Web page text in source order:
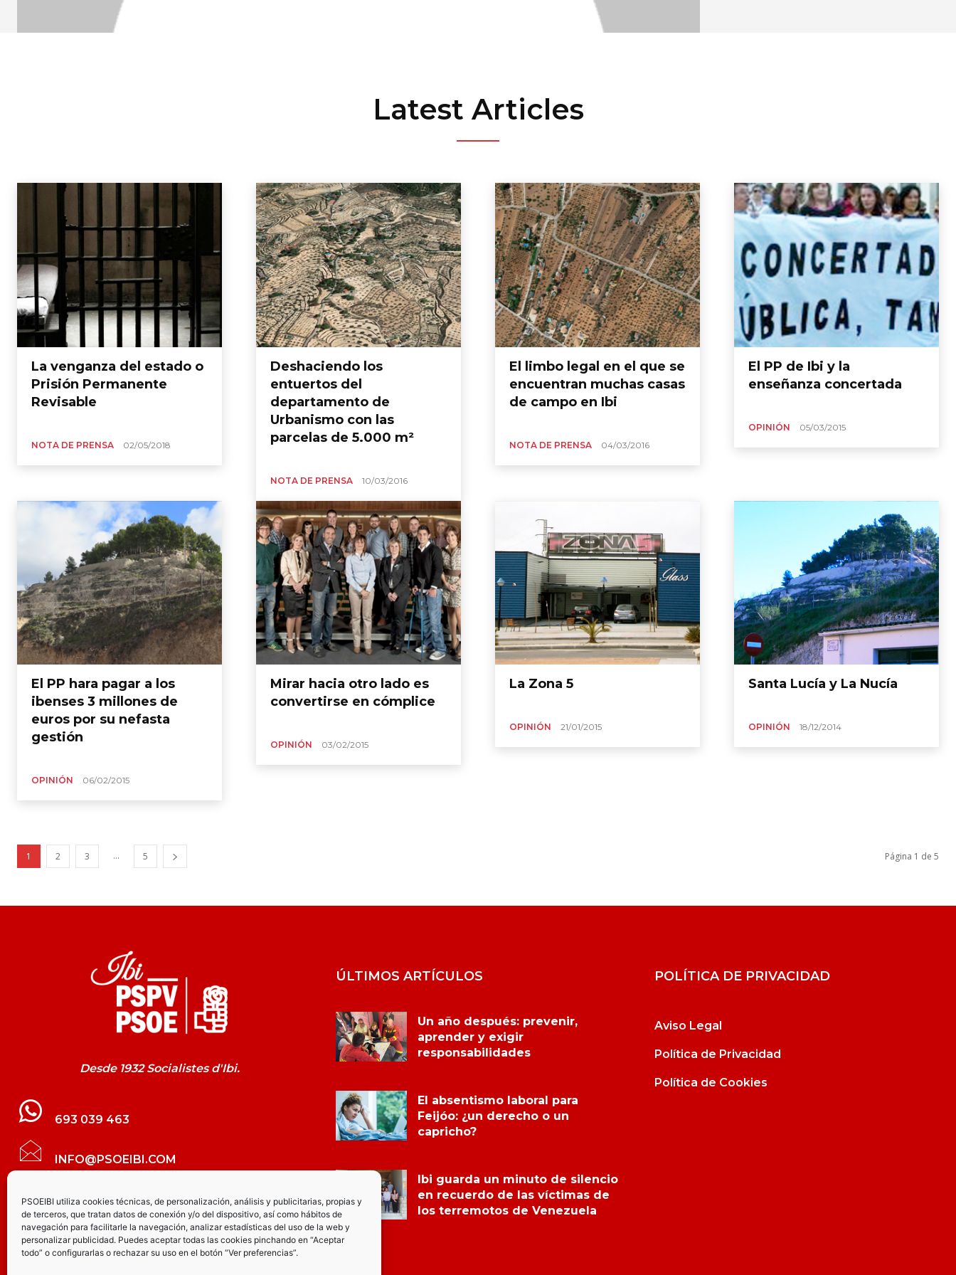
PSOEIBI utiliza cookies técnicas, de personalización, análisis y publicitarias, propias y
de terceros, que tratan datos de conexión y/o del dispositivo, así como hábitos de
navegación para facilitarle la navegación, analizar estadísticas del uso de la web y
personalizar publicidad. Puedes aceptar todas las cookies pinchando en “Aceptar
todo” o configurarlas o rechazar su uso en el botón “Ver preferencias”.
Latest Articles
La venganza del estado o
Prisión Permanente
Revisable
NOTA DE PRENSA 02/05/2018
Deshaciendo los
entuertos del
departamento de
Urbanismo con las
parcelas de 5.000 m²
NOTA DE PRENSA 10/03/2016
El limbo legal en el que se
encuentran muchas casas
de campo en Ibi
NOTA DE PRENSA 04/03/2016
El PP de Ibi y la
enseñanza concertada
OPINIÓN 05/03/2015
El PP hara pagar a los
ibenses 3 millones de
euros por su nefasta
gestión
OPINIÓN 06/02/2015
Mirar hacia otro lado es
convertirse en cómplice
OPINIÓN 03/02/2015
La Zona 5
OPINIÓN 21/01/2015
Santa Lucía y La Nucía
OPINIÓN 18/12/2014
1 2 3 ... 5 Página 1 de 5
Desde 1932 Socialistes d'Ibi.
693 039 463
INFO@PSOEIBI.COM
GRUPO MUNICIPAL SOCIALISTA DE IBI C/
LES ERES, 48 – 3º - DESPACHO PSOE
PARTIDO SOCIALISTA DE IBI AV.
ÚLTIMOS ARTÍCULOS
Un año después: prevenir,
aprender y exigir
responsabilidades
El absentismo laboral para
Feijóo: ¿un derecho o un
capricho?
Ibi guarda un minuto de silencio
en recuerdo de las víctimas de
los terremotos de Venezuela
POLÍTICA DE PRIVACIDAD
Aviso Legal
Política de Privacidad
Política de Cookies